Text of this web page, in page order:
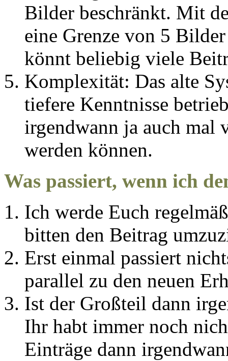
Bilder beschränkt. Mit
eine Grenze von 5
könnt beliebig viele
Komplexität: Das alte
tiefere Kenntnisse
irgendwann ja auch mal
werden können.
Was passiert, wenn ich
Ich werde Euch
bitten den Beitrag
Erst einmal passiert
parallel zu den neuen
Ist der Großteil dann
Ihr habt immer noch
Einträge dann